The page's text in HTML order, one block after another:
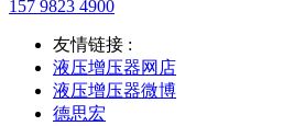
157 9823 4900
友情链接 :
液压增压器网店
液压增压器微博
德思宏